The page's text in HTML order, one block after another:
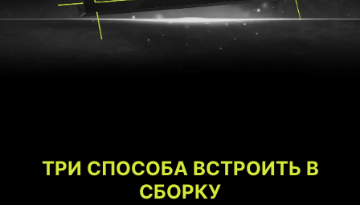
ТРИ СПОСОБА ВСТРОИТЬ В
СБОРКУ